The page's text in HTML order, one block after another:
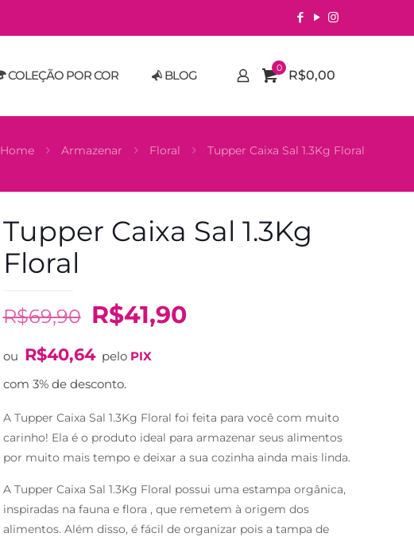
COLEÇÃO POR COR BLOG 0 R$0,00
Home Armazenar Floral Tupper Caixa Sal 1.3Kg Floral
Tupper Caixa Sal 1.3Kg
Floral
R$69,90 O
original
era:
R$69,90.
R$41,90O
R$41,90.
ou R$40,64 pelo PIX
com 3% de desconto.
A Tupper Caixa Sal 1.3Kg Floral foi feita para você com muito
carinho! Ela é o produto ideal para armazenar seus alimentos
por muito mais tempo e deixar a sua cozinha ainda mais linda.
A Tupper Caixa Sal 1.3Kg Floral possui uma estampa orgânica,
inspiradas na fauna e flora , que remetem à origem dos
alimentos. Além disso, é fácil de organizar pois a tampa de